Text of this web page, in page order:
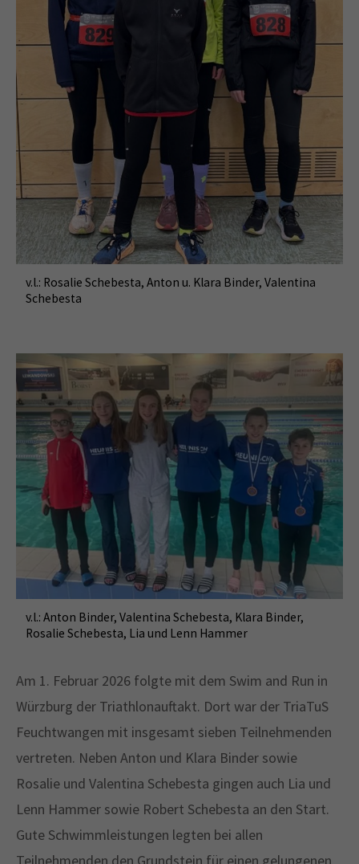
v.l.: Rosalie Schebesta, Anton u. Klara Binder, Valentina
Schebesta
v.l.: Anton Binder, Valentina Schebesta, Klara Binder,
Rosalie Schebesta, Lia und Lenn Hammer
Am 1. Februar 2026 folgte mit dem Swim and Run in
Würzburg der Triathlonauftakt. Dort war der TriaTuS
Feuchtwangen mit insgesamt sieben Teilnehmenden
vertreten. Neben Anton und Klara Binder sowie
Rosalie und Valentina Schebesta gingen auch Lia und
Lenn Hammer sowie Robert Schebesta an den Start.
Gute Schwimmleistungen legten bei allen